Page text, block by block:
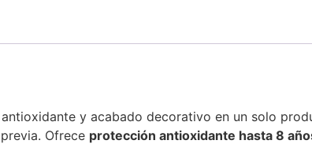
y acabado decorativo en un solo
Ofrece protección antioxidante hasta 8